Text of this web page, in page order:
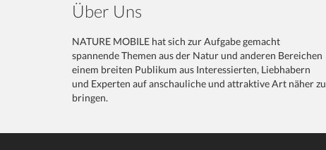
Über Uns
NATURE MOBILE hat sich zur Aufgabe gemacht
spannende Themen aus der Natur und anderen Bereichen
einem breiten Publikum aus Interessierten, Liebhabern
und Experten auf anschauliche und attraktive Art näher zu
bringen.